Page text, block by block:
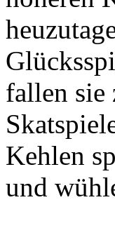
fallen sie
Kehlen
und